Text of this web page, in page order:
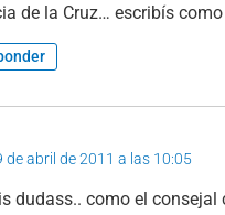
de la Cruz… escribís
de abril de 2011 a las 10:05
dudass.. como el consejal